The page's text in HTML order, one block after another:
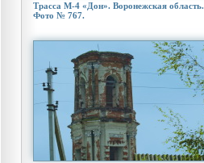
Трасса М-4 «Дон». Воронежская область.
Фото № 767.